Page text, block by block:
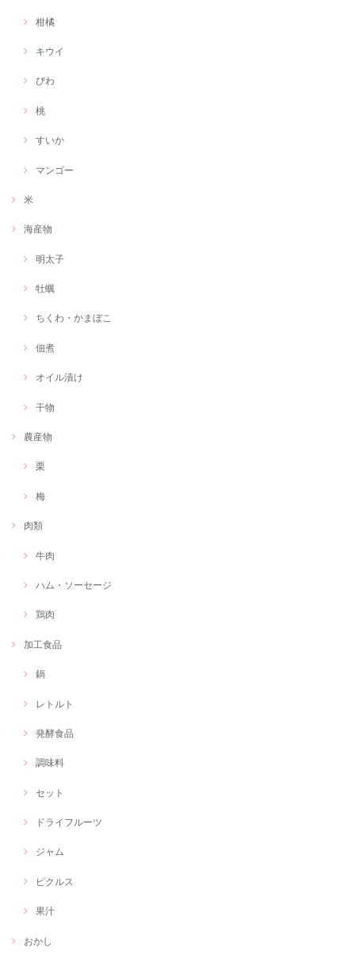
柑橘
キウイ
びわ
桃
すいか
マンゴー
米
海産物
明太子
牡蠣
ちくわ・かまぼこ
佃煮
オイル漬け
干物
農産物
栗
梅
肉類
牛肉
ハム・ソーセージ
鶏肉
加工食品
鍋
レトルト
発酵食品
調味料
セット
ドライフルーツ
ジャム
ピクルス
果汁
おかし